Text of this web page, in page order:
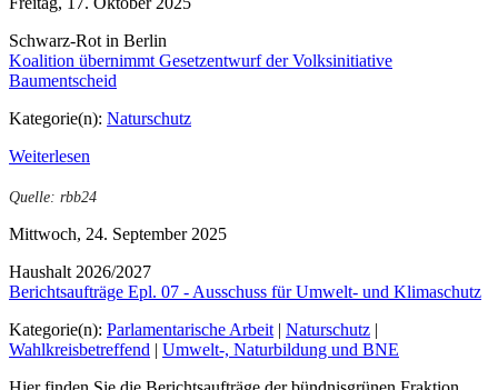
Schwarz-Rot in Berlin
Koalition übernimmt Gesetzentwurf der Volksinitiative
Baumentscheid
Kategorie(n): Naturschutz
Weiterlesen
Quelle: rbb24
Mittwoch, 24. September 2025
Haushalt 2026/2027
Berichtsaufträge Epl. 07 - Ausschuss für Umwelt- und Klimaschutz
Kategorie(n): Parlamentarische Arbeit | Naturschutz |
Wahlkreisbetreffend | Umwelt-, Naturbildung und BNE